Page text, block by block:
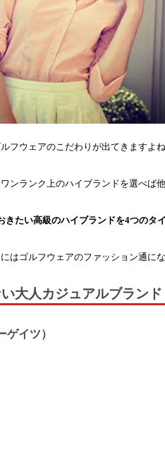
フウェアのこだわりが出てきますよね
ンランク上のハイブランドを選べば
きたい高級のハイブランドを4つのタ
はゴルフウェアのファッション通に
大人カジュアルブランド
イツ）